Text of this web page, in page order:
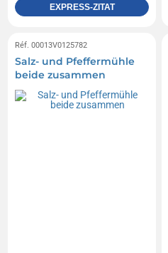
EXPRESS-ZITAT
Réf. 00013V0125782
Salz- und Pfeffermühle
beide zusammen